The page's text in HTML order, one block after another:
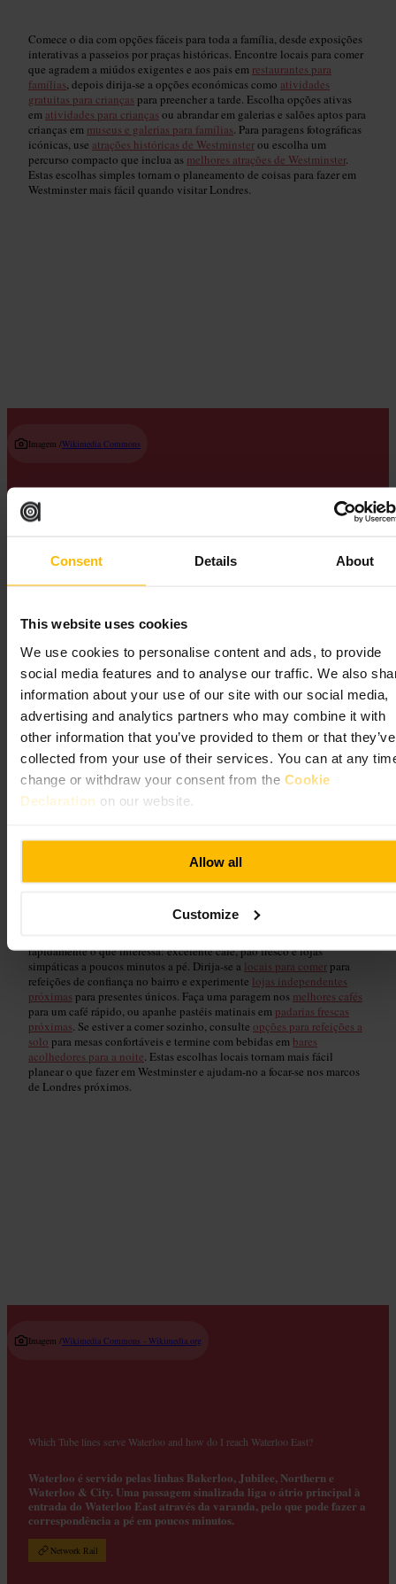
Consent Details About
This website uses cookies
We use cookies to personalise content and ads, to provide
social media features and to analyse our traffic. We also
information about your use of our site with our social media,
advertising and analytics partners who may combine it with
other information that you’ve provided to them or that they’ve
collected from your use of their services. You can at any
change or withdraw your consent from the Cookie
Declaration on our website.
Allow all
Customize
Comece o dia com opções fáceis para toda a família, desde exposições
interativas a passeios por praças históricas. Encontre locais para comer
que agradem a miúdos exigentes e aos pais em restaurantes para
famílias, depois dirija-se a opções económicas como atividades
gratuitas para crianças para preencher a tarde. Escolha opções ativas
em atividades para crianças ou abrandar em galerias e salões aptos para
crianças em museus e galerias para famílias. Para paragens fotográficas
icónicas, use atrações históricas de Westminsterou escolha um
percurso compacto que inclua as melhores atrações de Westminster.
Estas escolhas simples tornam o planeamento de coisas para fazer em
Westminster mais fácil quando visitar Londres.
Imagem /Wikimedia Commons
Comida e lojas locais em
Westminster
rapidamente o que interessa: excelente café, pão fresco e lojas
simpáticas a poucos minutos a pé. Dirija-se a locais para comer para
refeições de confiança no bairro e experimente lojas independentes
próximas para presentes únicos. Faça uma paragem nos melhores cafés
para um café rápido, ou apanhe pastéis matinais em padarias frescas
próximas. Se estiver a comer sozinho, consulte opções para refeições a
solo para mesas confortáveis e termine com bebidas em bares
acolhedores para a noite. Estas escolhas locais tornam mais fácil
planear o que fazer em Westminster e ajudam-no a focar-se nos marcos
de Londres próximos.
Imagem /Wikimedia Commons - Wikimedia.org
Which Tube lines serve Waterloo and how do I reach Waterloo East?
Waterloo é servido pelas linhas Bakerloo, Jubilee, Northern e
Waterloo & City. Uma passagem sinalizada liga o átrio principal à
entrada do Waterloo East através da varanda, pelo que pode fazer a
correspondência a pé em poucos minutos.
Network Rail